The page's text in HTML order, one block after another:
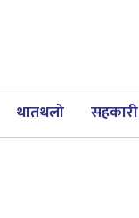
थातथलो सहकारी